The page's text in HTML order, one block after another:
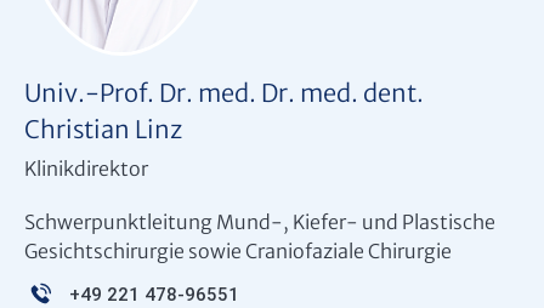
Univ.-Prof. Dr. med. Dr. med. dent.
Christian Linz
Klinikdirektor
Schwerpunktleitung Mund-, Kiefer- und Plastische
Gesichtschirurgie sowie Craniofaziale Chirurgie
+49 221 478-96551